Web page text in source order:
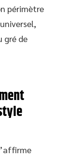
périmètre
gré de